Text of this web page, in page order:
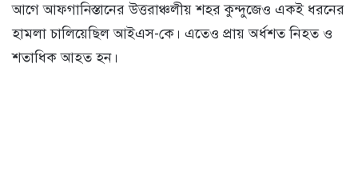
আগে আফগানিস্তানের উত্তরাঞ্চলীয় শহর কুন্দুজেও একই ধরনের
হামলা চালিয়েছিল আইএস-কে। এতেও প্রায় অর্ধশত নিহত ও
শতাধিক আহত হন।